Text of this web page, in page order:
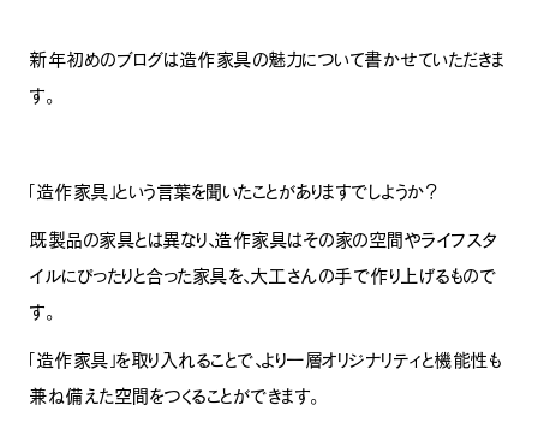
新年初めのブログは造作家具の魅力について書かせていただきま
す。
「造作家具」という言葉を聞いたことがありますでしようか？
既製品の家具とは異なり、造作家具はその家の空間やライフスタ
イルにぴったりと合った家具を、大工さんの手で作り上げるもので
す。
「造作家具」を取り入れることで、より一層オリジナリティと機能性も
兼ね備えた空間をつくることができます。